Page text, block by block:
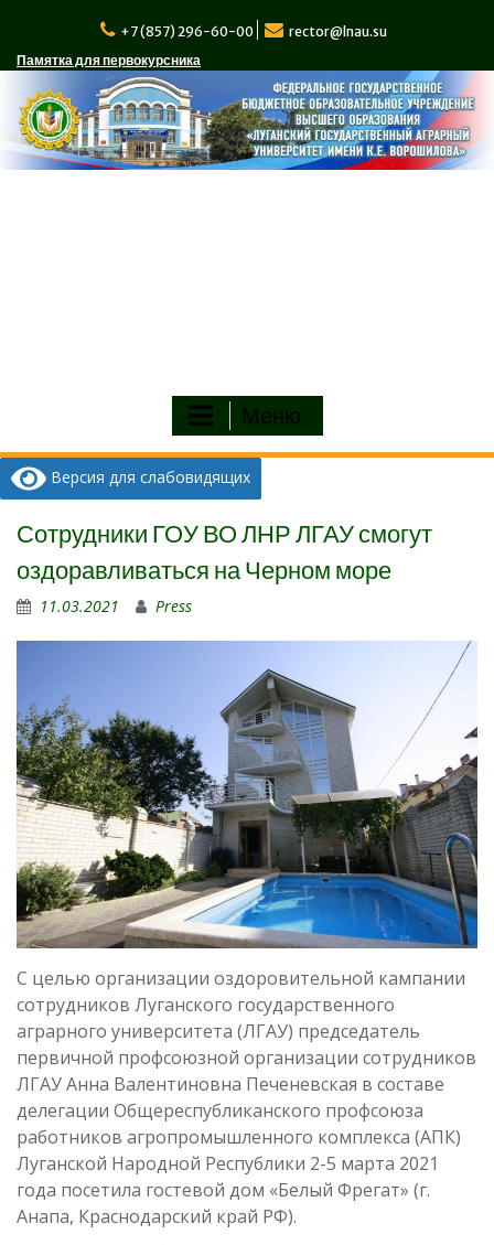
содержимому
+7 (857) 296-60-00
rector@lnau.su
Памятка для первокурсника
Меню
Версия для слабовидящих
Сотрудники ГОУ ВО ЛНР ЛГАУ смогут
оздоравливаться на Черном море
11.03.2021 Press
С целью организации оздоровительной кампании
сотрудников Луганского государственного
аграрного университета (ЛГАУ) председатель
первичной профсоюзной организации сотрудников
ЛГАУ Анна Валентиновна Печеневская в составе
делегации Общереспубликанского профсоюза
работников агропромышленного комплекса (АПК)
Луганской Народной Республики 2-5 марта 2021
года посетила гостевой дом «Белый Фрегат» (г.
Анапа, Краснодарский край РФ).